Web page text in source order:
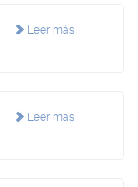
Leer más
Leer más